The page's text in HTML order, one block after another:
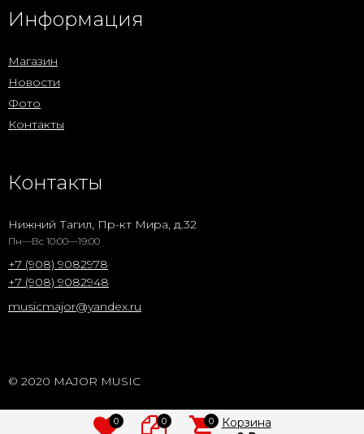
Информация
Магазин
Новости
Фото
Контакты
Контакты
Нижний Тагил, Пр-кт Мира, д.32
Пн—Вс 10:00—19:00
+7 (908) 9082978
+7 (908) 9082948
musicmajor@yandex.ru
© 2020 MAJOR MUSIC
0 0 0 Корзина